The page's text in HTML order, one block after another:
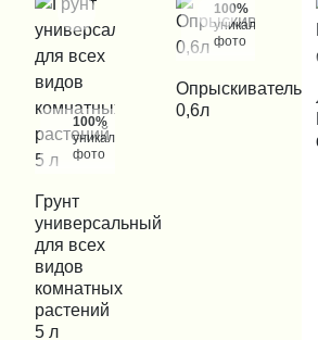
100%
уникальные
фото
КУПИТЬ В 1 КЛИК
Грунт
универсальный
для всех
видов
комнатных
растений
5 л
100%
уникальные
фото
КУПИТЬ В 1 КЛИК
Опрыскиватель
0,6л